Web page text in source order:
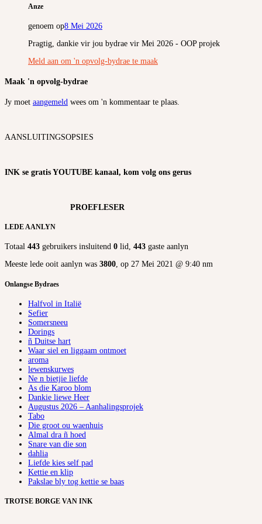
Anze
genoem op8 Mei 2026
Pragtig, dankie vir jou bydrae vir Mei 2026 - OOP projek
Meld aan om 'n opvolg-bydrae te maak
Maak 'n opvolg-bydrae
Jy moet aangemeld wees om 'n kommentaar te plaas.
AANSLUITINGSOPSIES
INK se gratis YOUTUBE kanaal, kom volg ons gerus
PROEFLESER
LEDE AANLYN
Totaal 443 gebruikers insluitend 0 lid, 443 gaste aanlyn
Meeste lede ooit aanlyn was 3800, op 27 Mei 2021 @ 9:40 nm
Onlangse Bydraes
Halfvol in Italië
Sefier
Somersneeu
Dorings
ñ Duitse hart
Waar siel en liggaam ontmoet
aroma
lewenskurwes
Ne n bietjie liefde
As die Karoo blom
Dankie liewe Heer
Augustus 2026 – Aanhalingsprojek
Tabo
Die groot ou waenhuis
Almal dra ñ hoed
Snare van die son
dahlia
Liefde kies self pad
Kettie en klip
Pakslae bly tog kettie se baas
TROTSE BORGE VAN INK